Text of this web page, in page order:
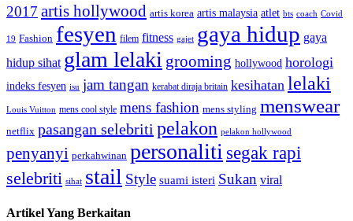
2017 artis hollywood artis korea artis malaysia atlet bts coach Covid
19 Fashion fesyen filem fitness gajet gaya hidup gaya
hidup sihat glam lelaki grooming hollywood horologi
indeks fesyen isu jam tangan kerabat diraja britain kesihatan lelaki
Louis Vuitton mens cool style mens fashion mens styling menswear
netflix pasangan selebriti pelakon pelakon hollywood
penyanyi perkahwinan personaliti segak rapi
selebriti sihat stail Style suami isteri Sukan viral
Artikel Yang Berkaitan